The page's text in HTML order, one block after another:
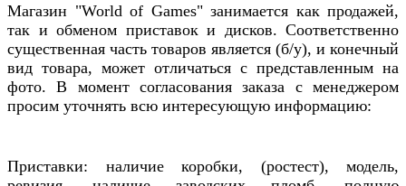
Магазин "World of Games" занимается как продажей,
так и обменом приставок и дисков. Соответственно
существенная часть товаров является (б/у), и конечный
вид товара, может отличаться с представленным на
фото. В момент согласования заказа с менеджером
просим уточнять всю интересующую информацию:
Приставки: наличие коробки, (ростест), модель,